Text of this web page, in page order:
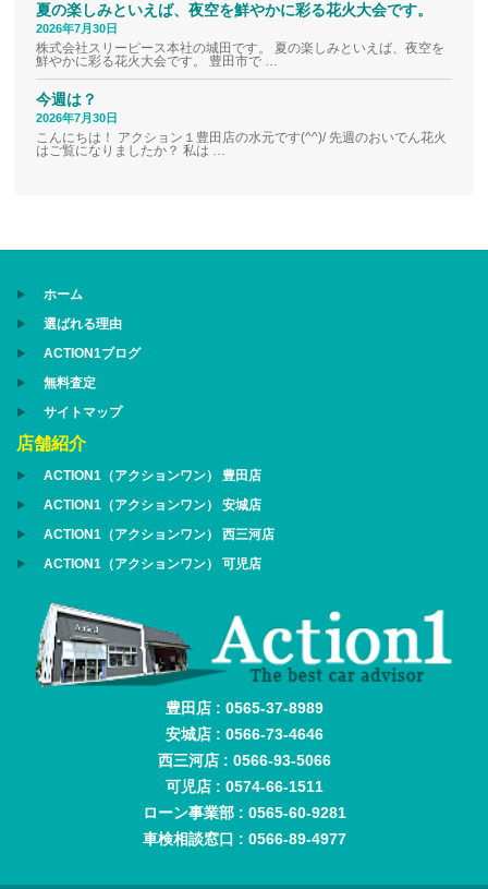
夏の楽しみといえば、夜空を鮮やかに彩る花火大会です。
2026年7月30日
株式会社スリーピース本社の城田です。 夏の楽しみといえば、夜空を
鮮やかに彩る花火大会です。 豊田市で …
今週は？
2026年7月30日
こんにちは！ アクション１豊田店の水元です(^^)/ 先週のおいでん花火
はご覧になりましたか？ 私は …
ホーム
選ばれる理由
ACTION1ブログ
無料査定
サイトマップ
店舗紹介
ACTION1（アクションワン） 豊田店
ACTION1（アクションワン） 安城店
ACTION1（アクションワン） 西三河店
ACTION1（アクションワン） 可児店
豊田店 : 0565-37-8989
安城店 : 0566-73-4646
西三河店 : 0566-93-5066
可児店 : 0574-66-1511
ローン事業部 : 0565-60-9281
車検相談窓口 : 0566-89-4977